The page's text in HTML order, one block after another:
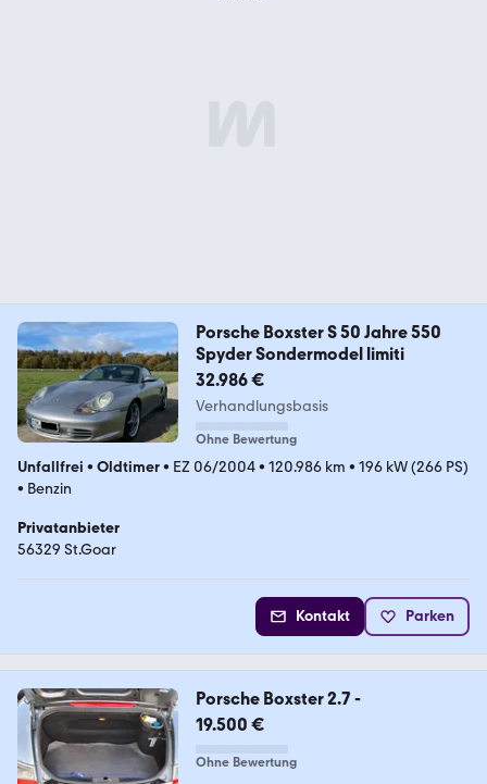
Porsche Boxster S 50 Jahre 550
Spyder Sondermodel limiti
32.986 €
Verhandlungsbasis
Ohne Bewertung
Unfallfrei • Oldtimer• EZ 06/2004• 120.986 km • 196 kW (266 PS)
• Benzin
Privatanbieter
56329 St.Goar
Kontakt Parken
Porsche Boxster 2.7 -
19.500 €
Ohne Bewertung